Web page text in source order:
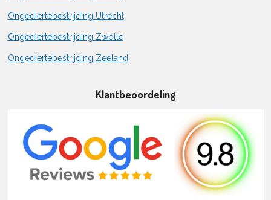
Ongediertebestrijding Utrecht
Ongediertebestrijding Zwolle
Ongediertebestrijding Zeeland
Klantbeoordeling